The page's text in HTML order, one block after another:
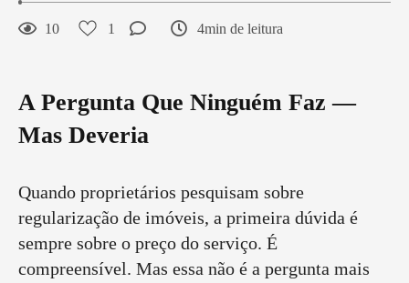
10 1 4min de leitura
A Pergunta Que Ninguém Faz —
Mas Deveria
Quando proprietários pesquisam sobre
regularização de imóveis, a primeira dúvida é
sempre sobre o preço do serviço. É
compreensível. Mas essa não é a pergunta mais